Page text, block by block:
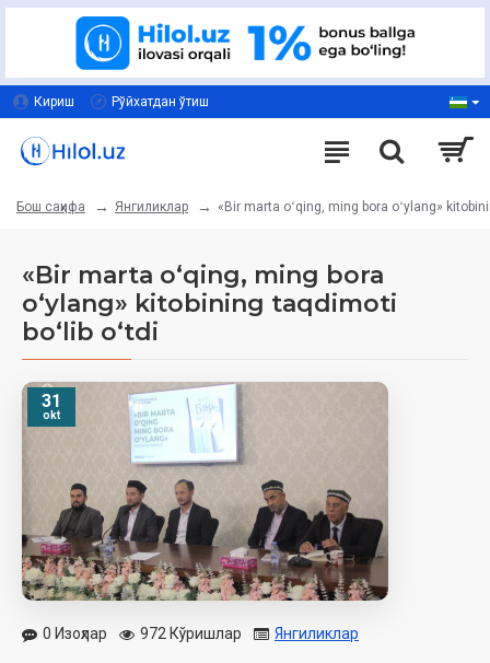
Кириш Рўйхатдан ўтиш
Бош саҳифа Янгиликлар «Bir marta oʻqing, ming bora oʻylang»
«Bir marta oʻqing, ming bora
oʻylang» kitobining taqdimoti
boʻlib oʻtdi
31
okt
0 Изоҳлар 972 Кўришлар Янгиликлар